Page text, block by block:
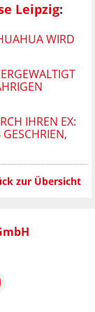
Leipzig:
WIRD
IHREN EX:
zur Übersicht